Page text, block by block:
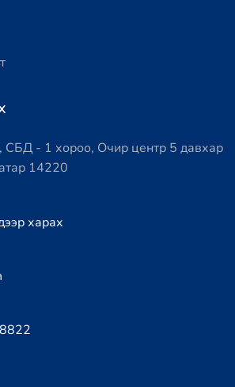
- 1 хороо, Очир центр 5 давхар
14220
харах